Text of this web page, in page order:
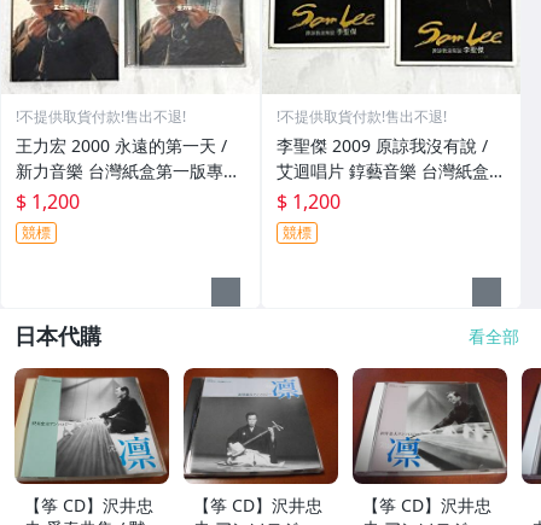
!不提供取貨付款!售出不退!
王力宏 2000 永遠的第一天 /
新力音樂 台灣紙盒第一版專輯
CD / 附歌詞 永遠的力宏2000
年演唱會專屬紀念卡 美國棉宣
傳DM 回函卡
$ 1,200
競標
!不提供取貨付款!售出不退!
李聖傑 2009 原諒我沒有說 /
艾迴唱片 錞藝音樂 台灣紙盒版
專輯 CD / 附歌詞 可讀取版本
保存良好
$ 1,200
競標
日本代購 看全部
【筝 CD】沢井忠
【筝 CD】沢井忠
【筝 CD】沢井忠